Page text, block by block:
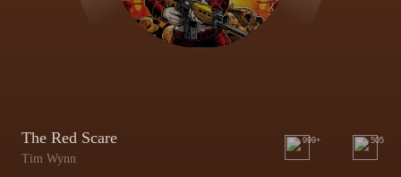
The Red Scare
Tim Wynn
999+ 505